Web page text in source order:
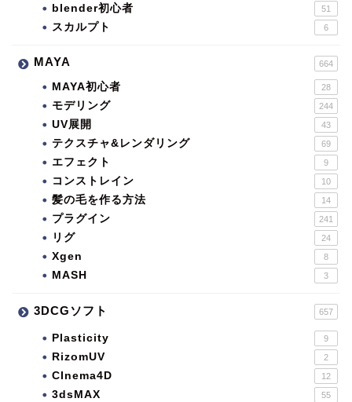
blender初心者 51
スカルプト 6
MAYA 664
MAYA初心者 28
モデリング 244
UV展開 43
テクスチャ&レンダリング 69
エフェクト 9
コンストレイン 10
髪の毛を作る方法 14
プラグイン 241
リグ 24
Xgen 8
MASH 3
3DCGソフト 657
Plasticity 9
RizomUV 2
CInema4D 12
3dsMAX 55